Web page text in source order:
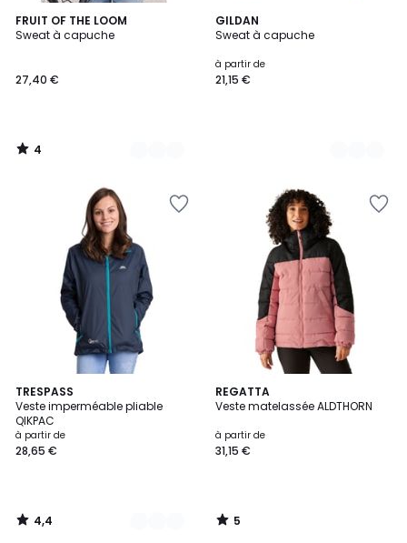
FRUIT OF THE LOOM
Sweat à capuche
27,40 €
4
/
10
Couleurs
4
/
GILDAN
Sweat à capuche
à partir de
21,15 €
39
Couleurs
TRESPASS
Veste imperméable pliable
QIKPAC
à partir de
28,65 €
4,4
/ 5
5
Couleurs
4,4
/
REGATTA
Veste matelassée ALDTHORN
à partir de
31,15 €
5
/
5
/